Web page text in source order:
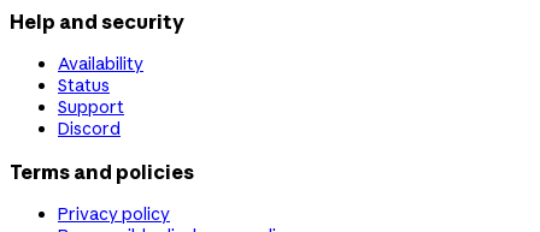
Help and security
Availability
Status
Support
Discord
Terms and policies
Privacy policy